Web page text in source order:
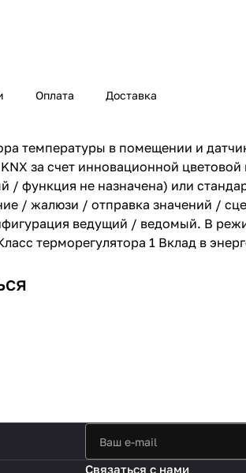
Оплата Доставка
температуры в помещении и
за счет инновационной
/ функция не назначена) или
/ жалюзи / отправка значений /
ведущий / ведомый. В
терморегулятора 1 Вклад в
Связаться с нами